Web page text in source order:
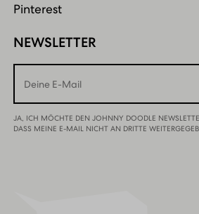
Pinterest
NEWSLETTER
JA, ICH MÖCHTE DEN JOHNNY DOODLE
DASS MEINE E-MAIL NICHT AN DRITTE